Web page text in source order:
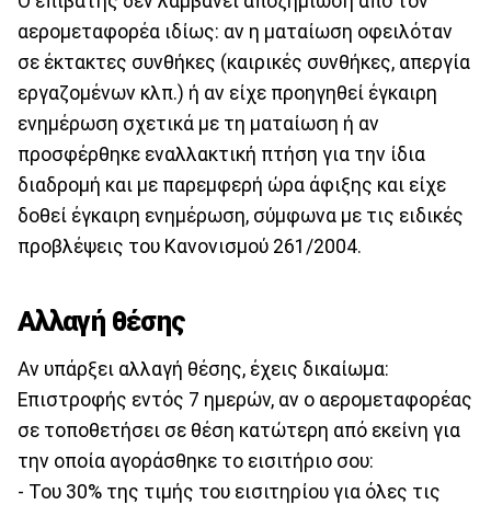
αερομεταφορέα ιδίως: αν η ματαίωση οφειλόταν
σε έκτακτες συνθήκες (καιρικές συνθήκες, απεργία
εργαζομένων κλπ.) ή αν είχε προηγηθεί έγκαιρη
ενημέρωση σχετικά με τη ματαίωση ή αν
προσφέρθηκε εναλλακτική πτήση για την ίδια
διαδρομή και με παρεμφερή ώρα άφιξης και είχε
δοθεί έγκαιρη ενημέρωση, σύμφωνα με τις ειδικές
προβλέψεις του Κανονισμού 261/2004.
Αλλαγή θέσης
Αν υπάρξει αλλαγή θέσης, έχεις δικαίωμα:
Επιστροφής εντός 7 ημερών, αν ο αερομεταφορέας
σε τοποθετήσει σε θέση κατώτερη από εκείνη για
την οποία αγοράσθηκε το εισιτήριο σου:
- Του 30% της τιμής του εισιτηρίου για όλες τις